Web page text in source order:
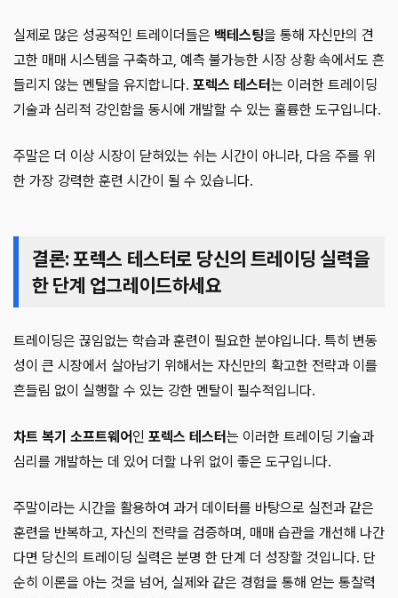
실제로 많은 성공적인 트레이더들은 백테스팅을 통해 자신만의 견
고한 매매 시스템을 구축하고, 예측 불가능한 시장 상황 속에서도 흔
들리지 않는 멘탈을 유지합니다. 포렉스 테스터는 이러한 트레이딩
기술과 심리적 강인함을 동시에 개발할 수 있는 훌륭한 도구입니다.
주말은 더 이상 시장이 닫혀있는 쉬는 시간이 아니라, 다음 주를 위
한 가장 강력한 훈련 시간이 될 수 있습니다.
결론: 포렉스 테스터로 당신의 트레이딩 실력을
한 단계 업그레이드하세요
트레이딩은 끊임없는 학습과 훈련이 필요한 분야입니다. 특히 변동
성이 큰 시장에서 살아남기 위해서는 자신만의 확고한 전략과 이를
흔들림 없이 실행할 수 있는 강한 멘탈이 필수적입니다.
차트 복기 소프트웨어인 포렉스 테스터는 이러한 트레이딩 기술과
심리를 개발하는 데 있어 더할 나위 없이 좋은 도구입니다.
주말이라는 시간을 활용하여 과거 데이터를 바탕으로 실전과 같은
훈련을 반복하고, 자신의 전략을 검증하며, 매매 습관을 개선해 나간
다면 당신의 트레이딩 실력은 분명 한 단계 더 성장할 것입니다. 단
순히 이론을 아는 것을 넘어, 실제와 같은 경험을 통해 얻는 통찰력